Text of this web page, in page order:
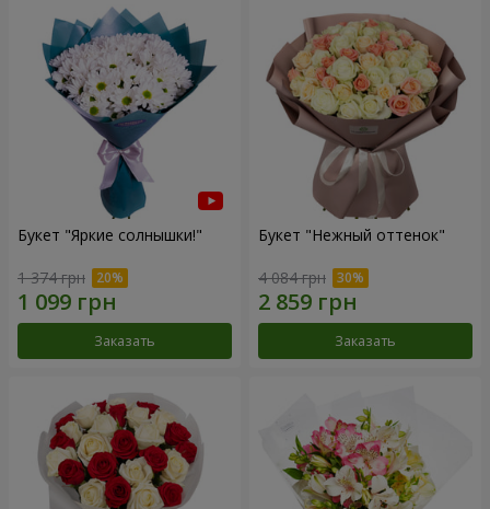
Букет "Яркие солнышки!"
1 374 грн
Заказать
Букет "Нежный оттенок"
4 084 грн
Заказать